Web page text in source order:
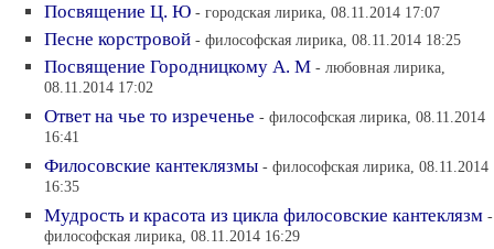
Посвящение Ц. Ю - городская лирика, 08.11.2014 17:07
Песне корстровой - философская лирика, 08.11.2014 18:25
Посвящение Городницкому А. М - любовная лирика,
08.11.2014 17:02
Ответ на чье то изреченье - философская лирика, 08.11.2014
16:41
Филосовские кантеклязмы - философская лирика, 08.11.2014
16:35
Мудрость и красота из цикла филосовские кантеклязм -
философская лирика, 08.11.2014 16:29